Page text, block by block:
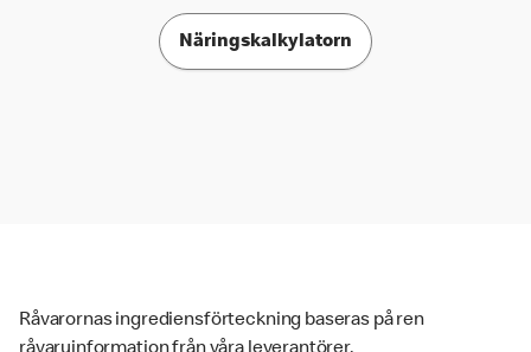
Näringskalkylatorn
Råvarornas ingrediensförteckning baseras på ren